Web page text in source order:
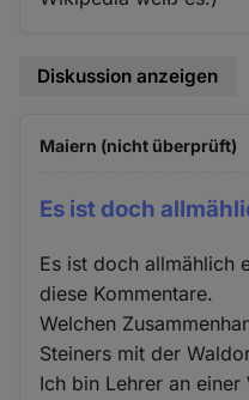
Diskussion anzeigen
Maiern (nicht überprüft)
Es ist doch
Es ist doch allmählich
diese Kommentare.
Welchen
Steiners mit der
Ich bin Lehrer an